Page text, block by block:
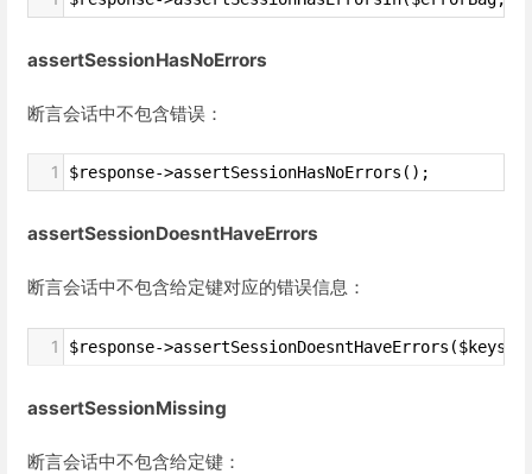
assertSessionHasNoErrors
断言会话中不包含错误：
1 $response->assertSessionHasNoErrors();
assertSessionDoesntHaveErrors
断言会话中不包含给定键对应的错误信息：
1 $response-
assertSessionMissing
断言会话中不包含给定键：